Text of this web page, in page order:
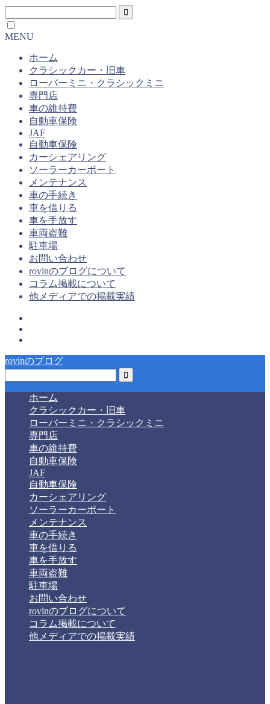
MENU
ホーム
クラシックカー・旧車
ローバーミニ・クラシックミニ
専門店
車の維持費
自動車保険
JAF
自動車保険
カーシェアリング
ソーラーカーポート
メンテナンス
車の手続き
車を借りる
車を手放す
車両盗難
駐車場
お問い合わせ
rovinのブログについて
コラム掲載について
他メディアでの掲載実績
rovinのブログ
ホーム
クラシックカー・旧車
ローバーミニ・クラシックミニ
専門店
車の維持費
自動車保険
JAF
自動車保険
カーシェアリング
ソーラーカーポート
メンテナンス
車の手続き
車を借りる
車を手放す
車両盗難
駐車場
お問い合わせ
rovinのブログについて
コラム掲載について
他メディアでの掲載実績